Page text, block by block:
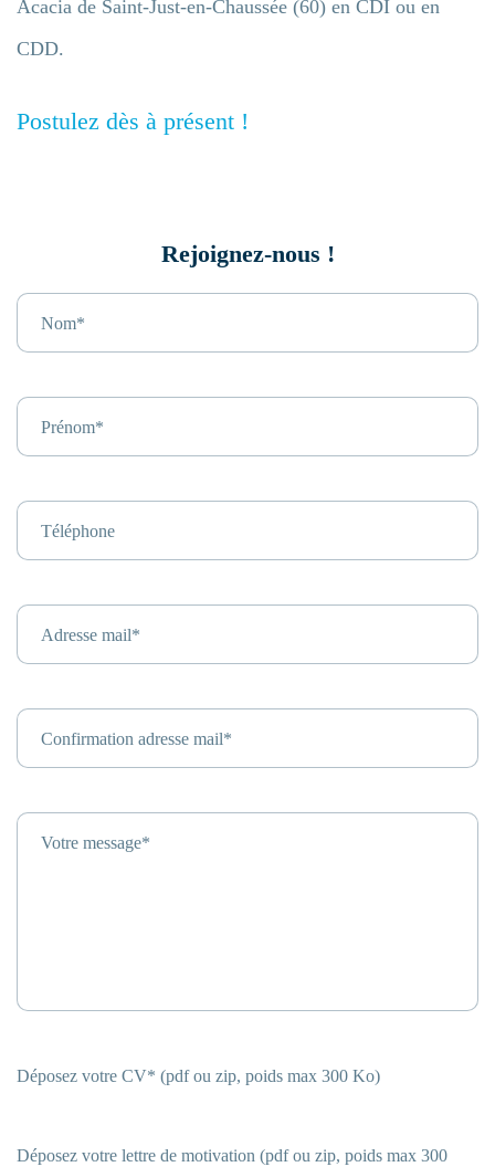
Acacia de Saint-Just-en-Chaussée (60) en CDI ou en
CDD.
Postulez dès à présent !
Rejoignez-nous !
Nom*
Prénom*
Téléphone
Adresse mail*
Confirmation adresse mail*
Votre message*
Déposez votre CV* (pdf ou zip, poids max 300 Ko)
Déposez votre lettre de motivation (pdf ou zip, poids max 300